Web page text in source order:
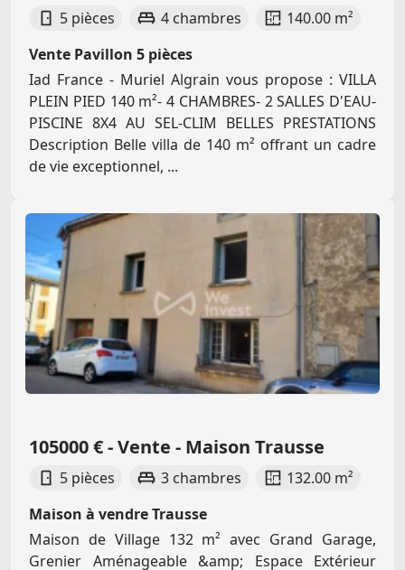
5 pièces 4 chambres
140.00 m²
Vente Pavillon 5 pièces
Iad France - Muriel Algrain vous propose : VILLA
PLEIN PIED 140 m²- 4 CHAMBRES- 2 SALLES D'EAU-
PISCINE 8X4 AU SEL-CLIM BELLES PRESTATIONS
Description Belle villa de 140 m² offrant un cadre
de vie exceptionnel, ...
105000 € - Vente - Maison Trausse
5 pièces 3 chambres
132.00 m²
Maison à vendre Trausse
Maison de Village 132 m² avec Grand Garage,
Grenier Aménageable &amp; Espace Extérieur